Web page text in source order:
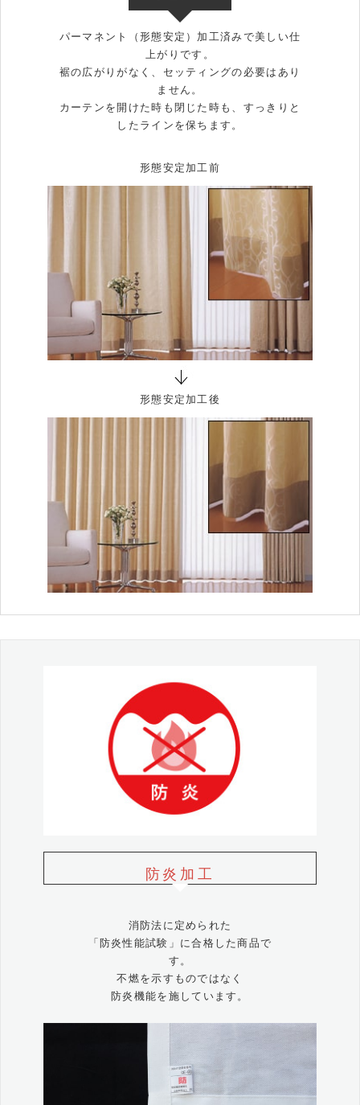
パーマネント（形態安定）加工済みで美しい仕
上がりです。
裾の広がりがなく、セッティングの必要はあり
ません。
カーテンを開けた時も閉じた時も、すっきりと
したラインを保ちます。
形態安定加工前
形態安定加工後
防炎加工
消防法に定められた
「防炎性能試験」に合格した商品で
す。
不燃を示すものではなく
防炎機能を施しています。